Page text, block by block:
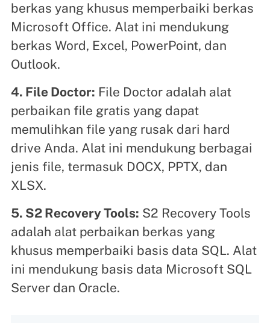
berkas yang khusus memperbaiki berkas
Microsoft Office. Alat ini mendukung
berkas Word, Excel, PowerPoint, dan
Outlook.
4. File Doctor: File Doctor adalah alat
perbaikan file gratis yang dapat
memulihkan file yang rusak dari hard
drive Anda. Alat ini mendukung berbagai
jenis file, termasuk DOCX, PPTX, dan
XLSX.
5. S2 Recovery Tools: S2 Recovery Tools
adalah alat perbaikan berkas yang
khusus memperbaiki basis data SQL. Alat
ini mendukung basis data Microsoft SQL
Server dan Oracle.